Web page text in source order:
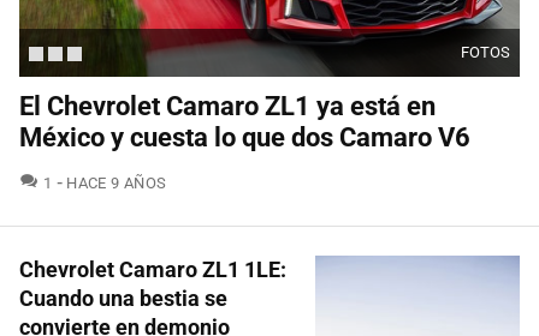
FOTOS
El Chevrolet Camaro ZL1 ya está en
México y cuesta lo que dos Camaro V6
1 COMENTARIOS
HACE 9 AÑOS
Chevrolet Camaro ZL1 1LE:
Cuando una bestia se
convierte en demonio